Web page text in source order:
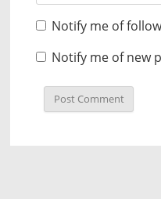
Notify me of
Notify me of new